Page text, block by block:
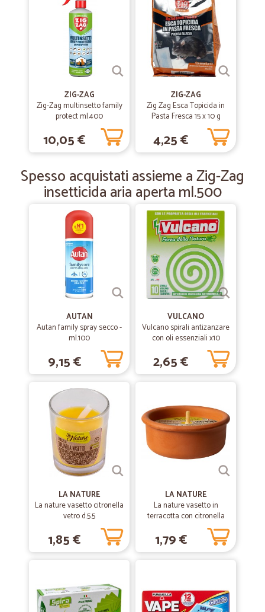
Ottimo venditore
Ottimo venditore, ottima scelta di prodotti, prezzi concorrenziali e
spedizione velocissima.
26/01/2019
—Irina C.
Spedizione veloce
Spedizione veloce, servizio ottimo. Grazie.
11/12/2018
Vitaliana B.
Consegna puntuale e veloce Servizio clienti efficiente Pienamente
soddisfatta:-))
ZIG-ZAG
Zig-Zag multinsetto family
protect ml.400
10,05 €
ZIG-ZAG
Zig Zag Esca Topicida in
Pasta Fresca 15 x 10 g
4,25 €
Spesso acquistati assieme a Zig-Zag
insetticida aria aperta ml.500
AUTAN
Autan family spray secco -
ml.100
9,15 €
VULCANO
Vulcano spirali antizanzare
con oli essenziali x10
2,65 €
LA NATURE
La nature vasetto citronella
vetro d.5.5
1,85 €
LA NATURE
La nature vasetto in
terracotta con citronella
1,79 €